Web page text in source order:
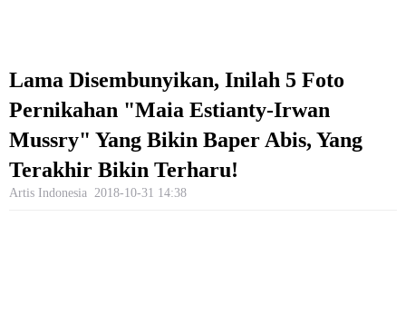
Lama Disembunyikan, Inilah 5 Foto
Pernikahan "Maia Estianty-Irwan
Mussry" Yang Bikin Baper Abis, Yang
Terakhir Bikin Terharu!
Artis Indonesia 2018-10-31 14:38